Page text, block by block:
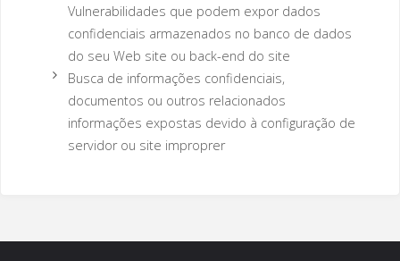
Vulnerabilidades que podem expor dados
confidenciais armazenados no banco de dados
do seu Web site ou back-end do site
Busca de informações confidenciais,
documentos ou outros relacionados
informações expostas devido à configuração de
servidor ou site improprer